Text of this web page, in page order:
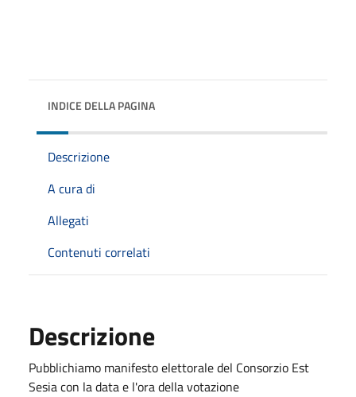
INDICE DELLA PAGINA
Descrizione
A cura di
Allegati
Contenuti correlati
Descrizione
Pubblichiamo manifesto elettorale del Consorzio Est
Sesia con la data e l'ora della votazione